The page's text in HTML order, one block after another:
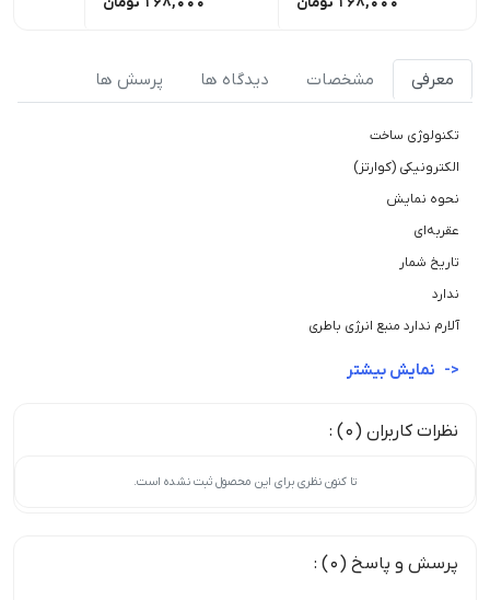
معرفی مشخصات دیدگاه ها پرسش ها
تکنولوژی ساخت
الکترونیکی (کوارتز)
نحوه نمایش
عقربه‌ای
تاریخ شمار
ندارد
آلارم ندارد منبع انرژی باطری
نظرات کاربران (0) :
تا کنون نظری برای این محصول ثبت نشده است.
پرسش و پاسخ (0) :